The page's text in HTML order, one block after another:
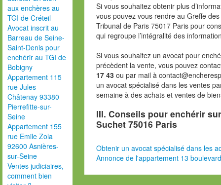
aux enchères au
TGI de Créteil
Avocat inscrit au
Barreau de Seine-
Saint-Denis pour
enchérir au TGI de
Bobigny
Appartement 115
rue Jules
Châtenay 93380
Pierrefitte-sur-
Seine
Appartement 155
rue Emile Zola
92600 Asnières-
sur-Seine
Ventes judiciaires,
comment bien
Si vous souhaitez obtenir plus
vous pouvez vous rendre au Greffe
Tribunal de Paris 75017 Paris pour
qui regroupe l’intégralité des
Si vous souhaitez un avocat pour
précèdent la vente, vous pouvez
17 43 ou par mail à
un avocat spécialisé dans les ventes
semaine à des achats et ventes de
III. Conseils pour enchérir
Suchet 75016 Paris
Obtenir un avocat spécialisé dans les
Annonce de l'appartement 13